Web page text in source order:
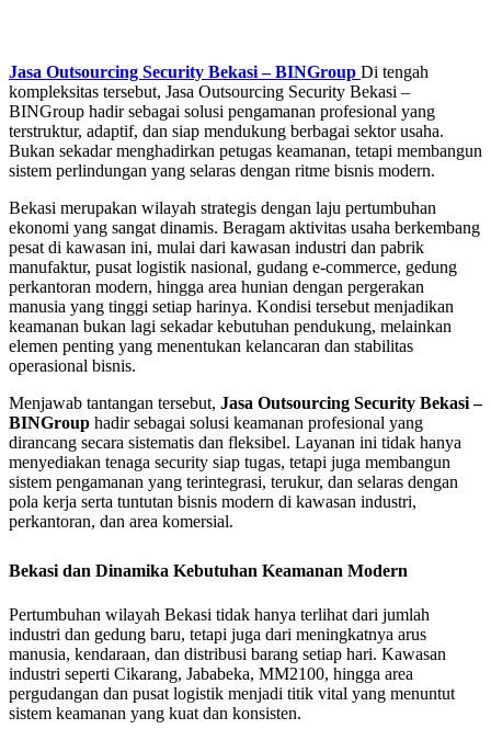
Jasa Outsourcing Security Bekasi – BINGroup Di tengah
kompleksitas tersebut, Jasa Outsourcing Security Bekasi –
BINGroup hadir sebagai solusi pengamanan profesional yang
terstruktur, adaptif, dan siap mendukung berbagai sektor usaha.
Bukan sekadar menghadirkan petugas keamanan, tetapi membangun
sistem perlindungan yang selaras dengan ritme bisnis modern.
Bekasi merupakan wilayah strategis dengan laju pertumbuhan
ekonomi yang sangat dinamis. Beragam aktivitas usaha berkembang
pesat di kawasan ini, mulai dari kawasan industri dan pabrik
manufaktur, pusat logistik nasional, gudang e-commerce, gedung
perkantoran modern, hingga area hunian dengan pergerakan
manusia yang tinggi setiap harinya. Kondisi tersebut menjadikan
keamanan bukan lagi sekadar kebutuhan pendukung, melainkan
elemen penting yang menentukan kelancaran dan stabilitas
operasional bisnis.
Menjawab tantangan tersebut, Jasa Outsourcing Security Bekasi –
BINGroup hadir sebagai solusi keamanan profesional yang
dirancang secara sistematis dan fleksibel. Layanan ini tidak hanya
menyediakan tenaga security siap tugas, tetapi juga membangun
sistem pengamanan yang terintegrasi, terukur, dan selaras dengan
pola kerja serta tuntutan bisnis modern di kawasan industri,
perkantoran, dan area komersial.
Bekasi dan Dinamika Kebutuhan Keamanan Modern
Pertumbuhan wilayah Bekasi tidak hanya terlihat dari jumlah
industri dan gedung baru, tetapi juga dari meningkatnya arus
manusia, kendaraan, dan distribusi barang setiap hari. Kawasan
industri seperti Cikarang, Jababeka, MM2100, hingga area
pergudangan dan pusat logistik menjadi titik vital yang menuntut
sistem keamanan yang kuat dan konsisten.